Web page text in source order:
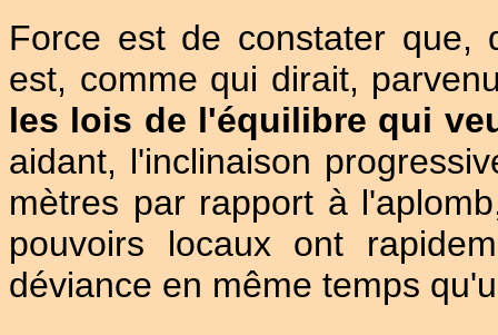
Force est de constater que,
est, comme qui dirait,
les lois de l'équilibre qui
aidant, l'inclinaison
mètres par rapport à
pouvoirs locaux ont
déviance en même temps